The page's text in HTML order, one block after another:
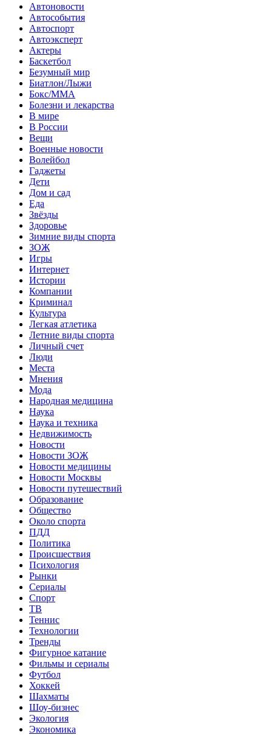
Автоновости
Автособытия
Автоспорт
Автоэксперт
Актеры
Баскетбол
Безумный мир
Биатлон/Лыжи
Бокс/MMA
Болезни и лекарства
В мире
В России
Вещи
Военные новости
Волейбол
Гаджеты
Дети
Дом и сад
Еда
Звёзды
Здоровье
Зимние виды спорта
ЗОЖ
Игры
Интернет
Истории
Компании
Криминал
Культура
Легкая атлетика
Летние виды спорта
Личный счет
Люди
Места
Мнения
Мода
Народная медицина
Наука
Наука и техника
Недвижимость
Новости
Новости ЗОЖ
Новости медицины
Новости Москвы
Новости путешествий
Образование
Общество
Около спорта
ПДД
Политика
Происшествия
Психология
Рынки
Сериалы
Спорт
ТВ
Теннис
Технологии
Тренды
Фигурное катание
Фильмы и сериалы
Футбол
Хоккей
Шахматы
Шоу-бизнес
Экология
Экономика